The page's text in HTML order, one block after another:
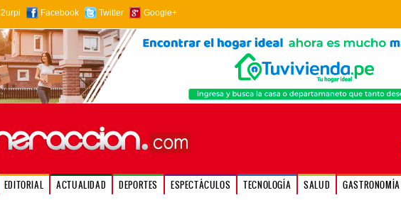
2urpi Facebook Twitter Google+
EDITORIAL ACTUALIDAD DEPORTES ESPECTÁCULOS TECNOLOGÍA SALUD GASTRONOMÍA